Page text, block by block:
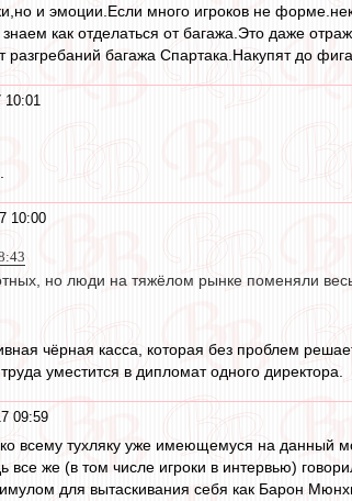
и эмоции.Если много игроков не
как отделаться от багажа.Это даже
разгребаний багажа Спартака.Накупят до
10:01
10:00
но люди на тяжёлом рынке поменяли
чёрная касса, которая без проблем
уместится в дипломат одного директора.
09:59
всему тухляку уже имеющемуся на
все же (в том числе игроки в интервью)
для вытаскивания себя как Барон